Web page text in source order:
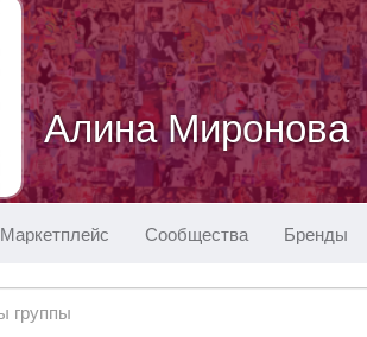
Алина Миронова
Маркетплейс Сообщества Бренды